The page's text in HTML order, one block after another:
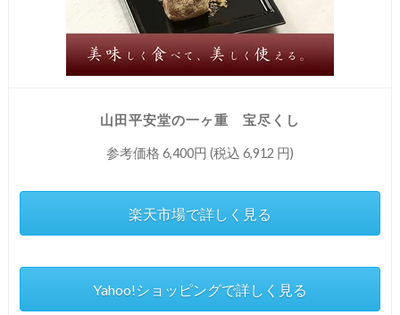
山田平安堂の一ヶ重 宝尽くし
参考価格 6,400円 (税込 6,912 円)
楽天市場で詳しく見る
Yahoo!ショッピングで詳しく見る